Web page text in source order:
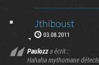
Jthiboust
03.08.2011
Paulozza écrit :
Hahaha mythomane